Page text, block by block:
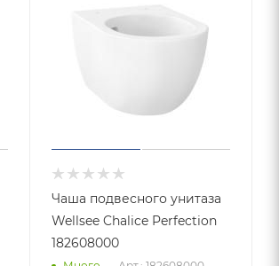
Чаша подвесного унитаза
Wellsee Chalice Perfection
182608000